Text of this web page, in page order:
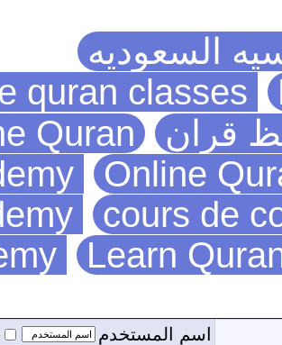
السعوديه
قران
Quran
Online
cours de
Learn
اسم المستخدم
حفظ